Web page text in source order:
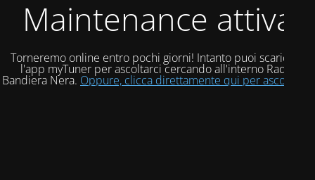
Maintenance attiva
Torneremo online entro pochi giorni! Intanto puoi scaricare
l'app myTuner per ascoltarci cercando all'interno Radio
Bandiera Nera. Oppure, clicca direttamente qui per ascoltarci!